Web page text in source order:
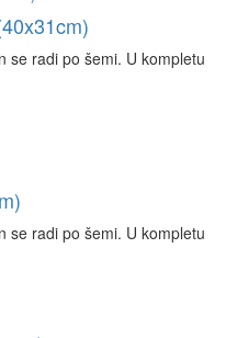
se radi po šemi. U kompletu
se radi po šemi. U kompletu